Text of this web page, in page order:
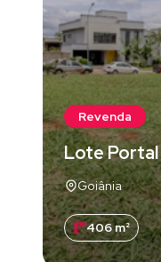
Revenda
Lote Portal
Goiânia
406 m²